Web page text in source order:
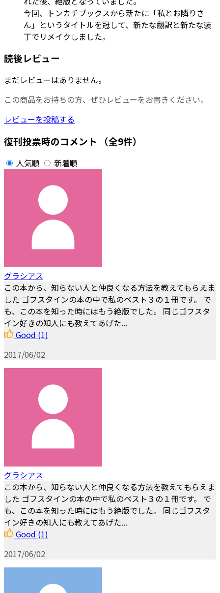
今回、トンカチブックスから新たに「私とお隣りさ
ん」というタイトルを冠して、新たな翻訳と新たな装
丁でリメイクしました。
読後レビュー
まだレビューはありません。
この商品をお持ちの方、ぜひレビューをお書きください。
レビューを投稿する
復刊投票時のコメント （全9件）
人気順 新着順
グラシアス
この本から、知らない人と仲良くなる方法を教えてもらえま
した ゴフスタインの本の中で私のベスト３の１冊です。 で
も、この本を知った時にはもう絶版でした。 同じゴフスタ
イン好きの知人にも教えてあげた...
Good (1)
2017/06/02
グラシアス
この本から、知らない人と仲良くなる方法を教えてもらえま
した ゴフスタインの本の中で私のベスト３の１冊です。 で
も、この本を知った時にはもう絶版でした。 同じゴフスタ
イン好きの知人にも教えてあげた...
Good (1)
2017/06/02